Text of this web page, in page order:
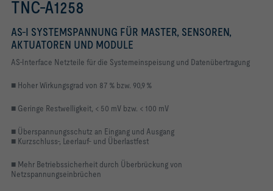
TNC-A1258
AS-I SYSTEMSPANNUNG FÜR MASTER, SENSOREN,
AKTUATOREN UND MODULE
AS-Interface Netzteile für die Systemeinspeisung und Datenübertragung
■ Hoher Wirkungsgrad von 87 % bzw. 90,9 %
■ Geringe Restwelligkeit, < 50 mV bzw. < 100 mV
■ Überspannungsschutz an Eingang und Ausgang
■ Kurzschluss-, Leerlauf- und Überlastfest
■ Mehr Betriebssicherheit durch Überbrückung von
Netzspannungseinbrüchen